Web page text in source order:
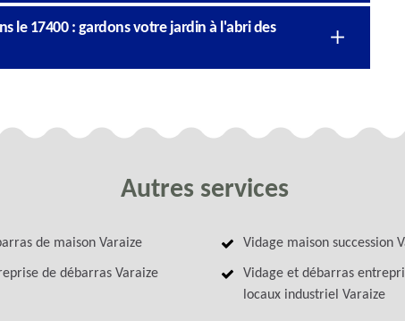
le 17400 : gardons votre jardin à l'abri des
Autres services
de maison Varaize
de débarras Varaize
Vidage maison succession
Vidage et débarras
locaux industriel Varaize